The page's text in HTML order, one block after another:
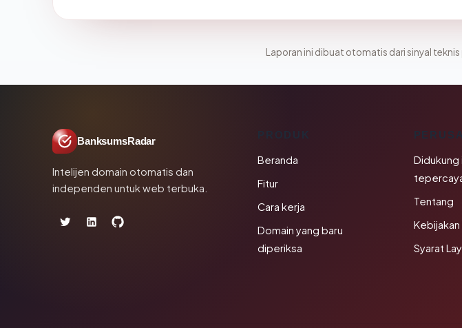
Laporan ini dibuat otomatis dari sinyal
BanksumsRadar
Intelijen domain otomatis dan
independen untuk web terbuka.
Beranda
Fitur
Cara kerja
Domain yang baru
diperiksa
Tentang
Kebijakan
Syarat